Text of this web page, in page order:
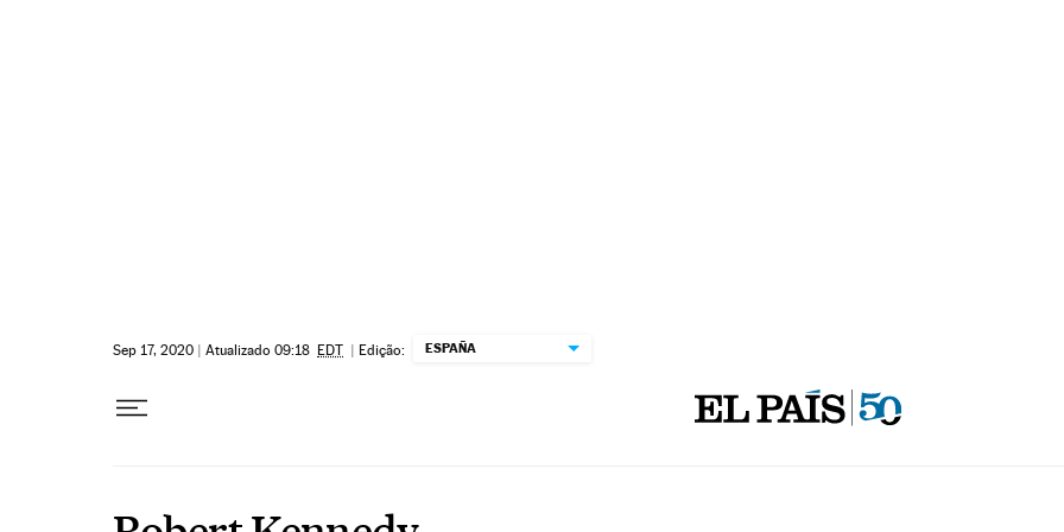
Sep 17, 2020 | Atualizado 09:18 EDT | Edição: ESPAÑA